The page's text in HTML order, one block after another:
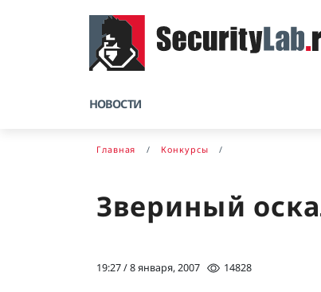
НОВОСТИ
Главная Конкурсы
Звериный
19:27 / 8 января, 2007 14828